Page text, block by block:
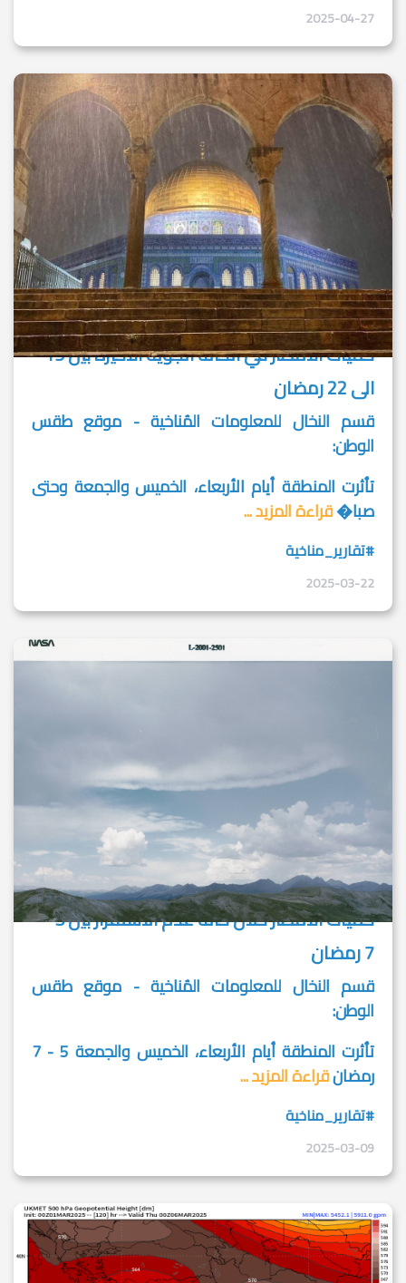
2025-04-27
كميات الأمطار في الحالة الجوية الأخيرة بين 19
الى 22 رمضان
قسم النخال للمعلومات المُناخية - موقع طقس
الوطن:
تأثرت المنطقة أيام الأربعاء، الخميس والجمعة وحتى
صبا�قراءة المزيد ...
#تقارير_مناخية
2025-03-22
كميات الأمطار خلال حالة عدم الاستقرار بين 5 -
7 رمضان
قسم النخال للمعلومات المُناخية - موقع طقس
الوطن:
تأثرت المنطقة أيام الأربعاء، الخميس والجمعة 5 - 7
رمضانقراءة المزيد ...
#تقارير_مناخية
2025-03-09